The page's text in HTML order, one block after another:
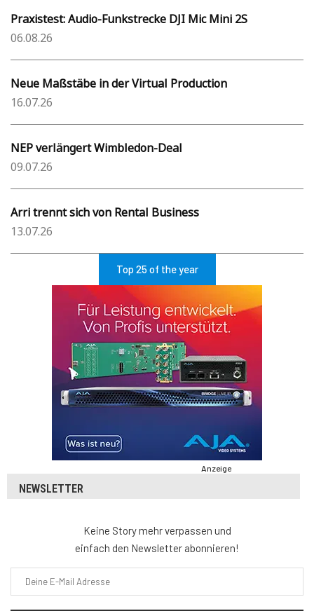
Praxistest: Audio-Funkstrecke DJI Mic Mini 2S
06.08.26
Neue Maßstäbe in der Virtual Production
16.07.26
NEP verlängert Wimbledon-Deal
09.07.26
Arri trennt sich von Rental Business
13.07.26
Top 25 of the year
Anzeige
NEWSLETTER
Keine Story mehr verpassen und
einfach den Newsletter abonnieren!